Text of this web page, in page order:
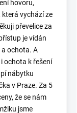
hovoru,
která vychází ze
převelice za
je vídán
ochota. A
ochota k řešení
nábytku
v Praze. Za 5
že se nám
jsme